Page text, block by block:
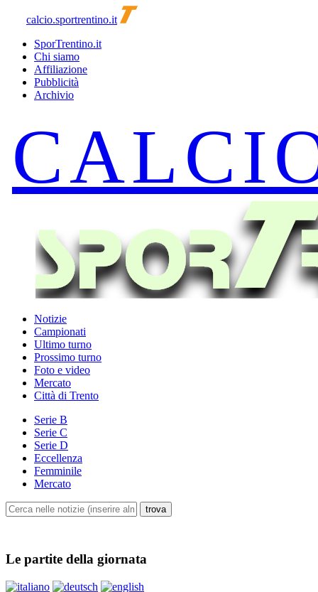
calcio.sportrentino.it
SporTrentino.it
Chi siamo
Affiliazione
Pubblicità
Archivio
Notizie
Campionati
Ultimo turno
Prossimo turno
Foto e video
Mercato
Città di Trento
Serie B
Serie C
Serie D
Eccellenza
Femminile
Mercato
Le partite della giornata